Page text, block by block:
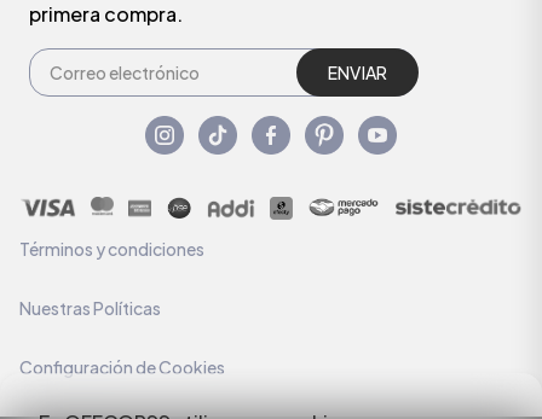
primera compra.
ENVIAR
Términos y condiciones
Nuestras Políticas
Configuración de Cookies